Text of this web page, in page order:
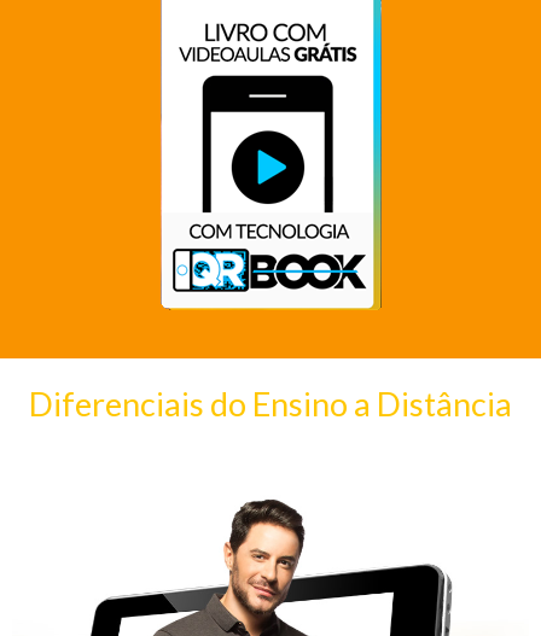
Diferenciais do Ensino a Distância